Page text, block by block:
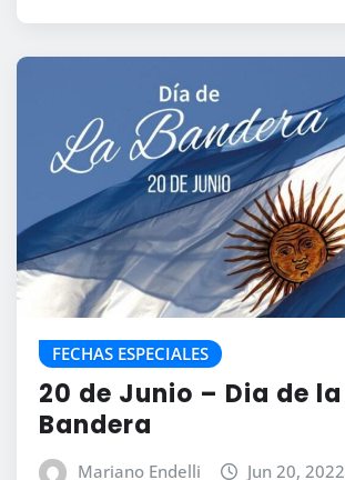
FECHAS ESPECIALES
20 de Junio – Dia de la
Bandera
Mariano Endelli Jun 20, 2022